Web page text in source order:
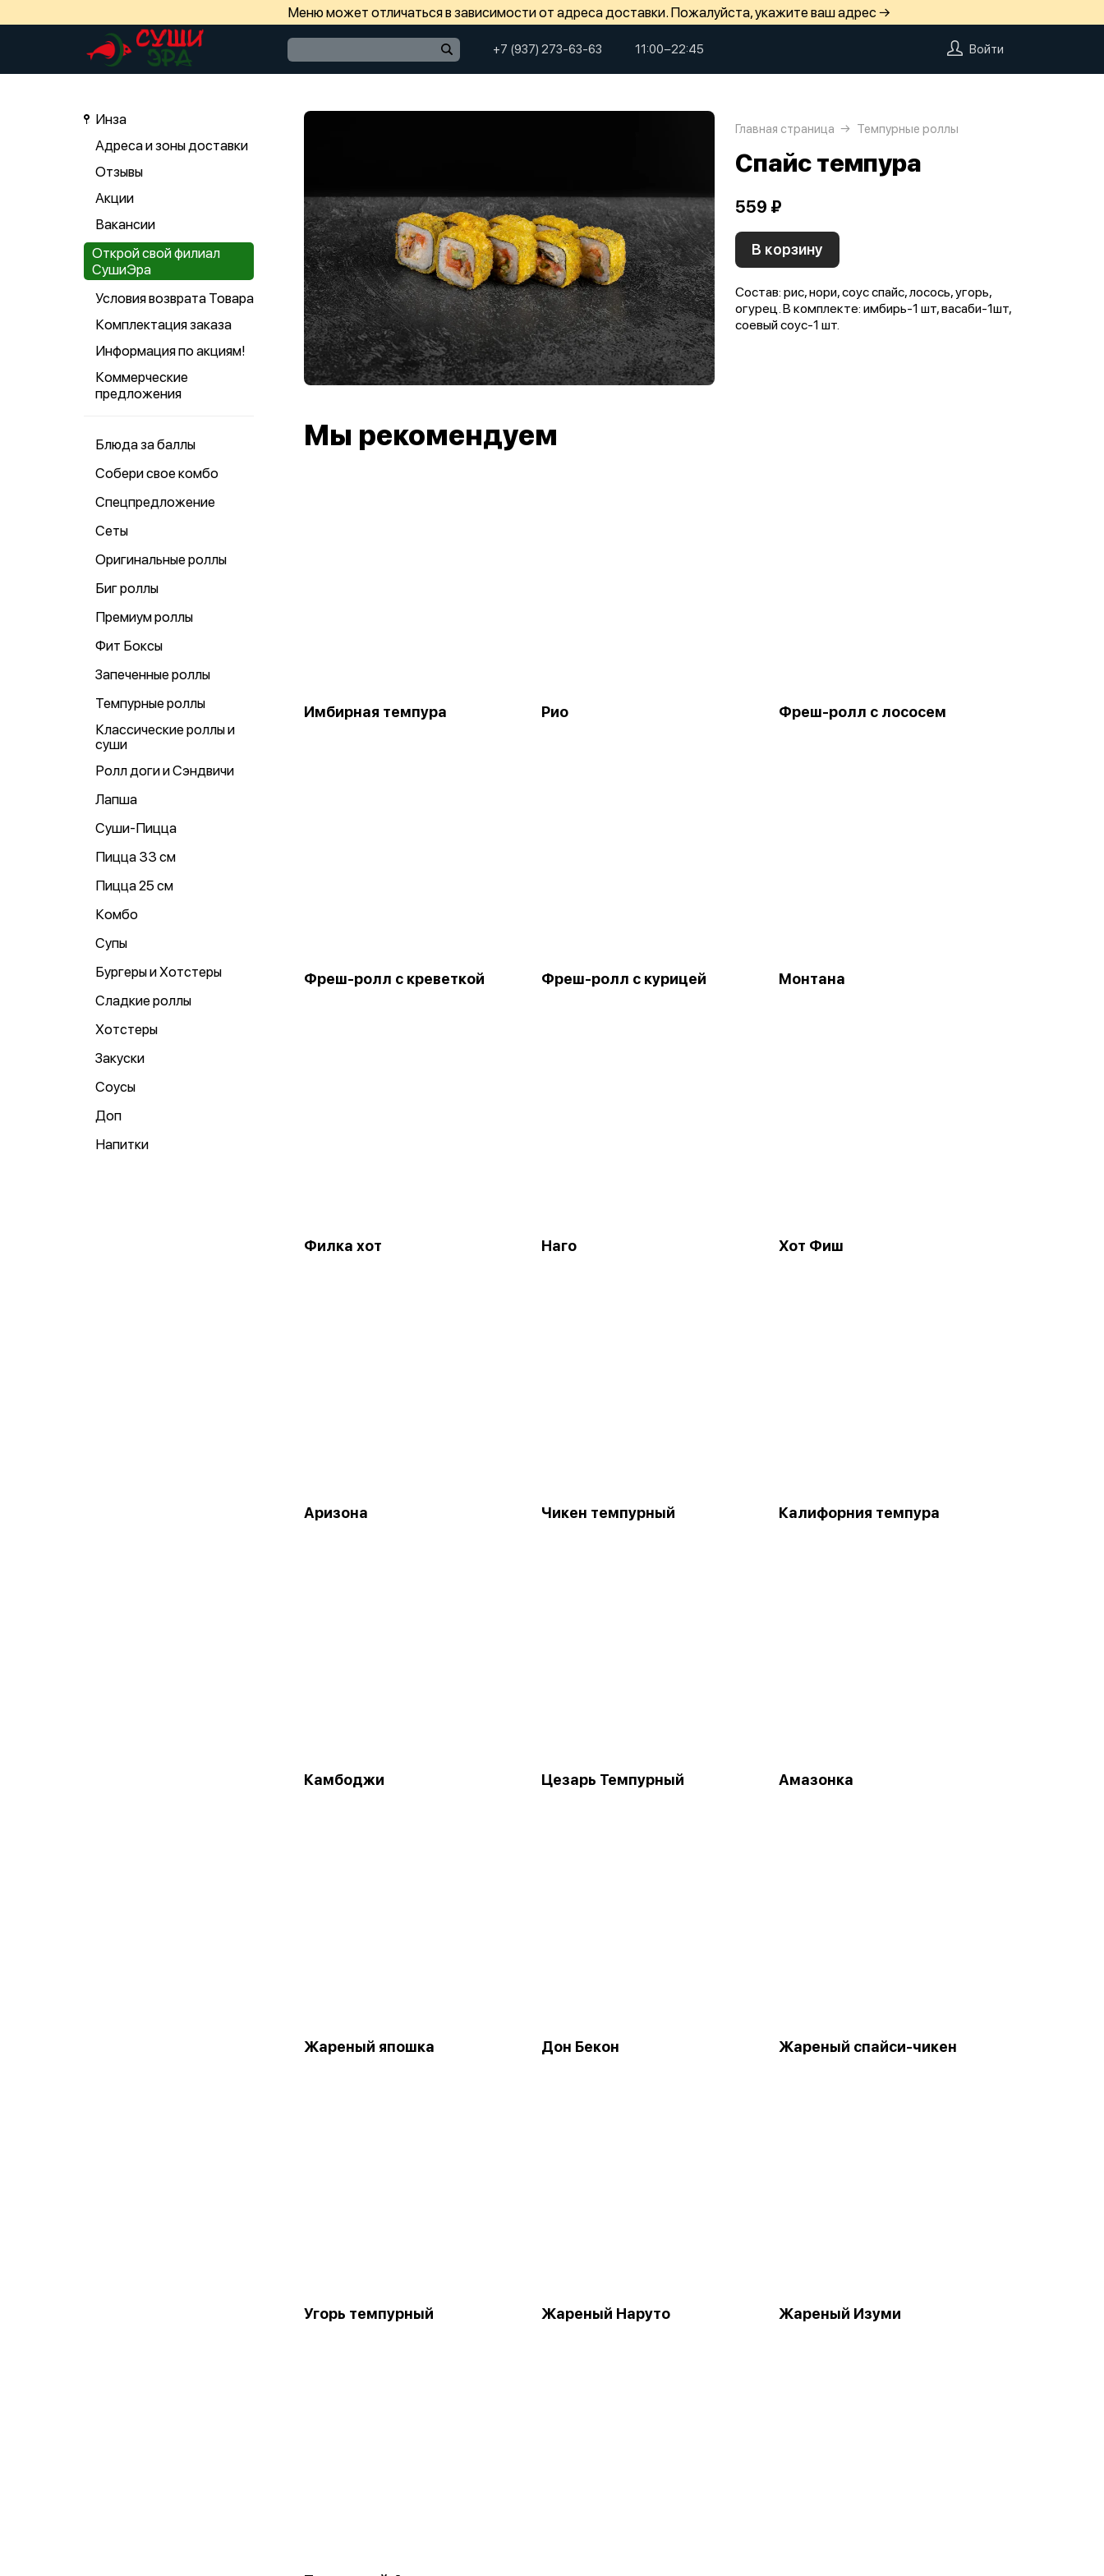
Меню может отличаться в зависимости от адреса доставки. Пожалуйста, укажите ваш адрес →
+7 (937) 273-63-63 11:00−22:45 Войти
Инза
Адреса и зоны доставки
Отзывы
Акции
Вакансии
Открой свой филиал
СушиЭра
Условия возврата Товара
Комплектация заказа
Информация по акциям!
Коммерческие
предложения
Блюда за баллы
Собери свое комбо
Спецпредложение
Сеты
Оригинальные роллы
Биг роллы
Премиум роллы
Фит Боксы
Запеченные роллы
Темпурные роллы
Классические роллы и
суши
Ролл доги и Сэндвичи
Лапша
Суши-Пицца
Пицца 33 см
Пицца 25 см
Комбо
Супы
Бургеры и Хотстеры
Сладкие роллы
Хотстеры
Закуски
Соусы
Доп
Напитки
Главная страница Темпурные роллы
Спайс темпура
559 ₽
В корзину
Состав: рис, нори, соус спайс, лосось, угорь,
огурец. В комплекте: имбирь-1 шт, васаби-1шт,
соевый соус-1 шт.
Мы рекомендуем
Имбирная темпура Рио Фреш-ролл с лососем
Фреш-ролл с креветкой Фреш-ролл с курицей Монтана
Филка хот Наго Хот Фиш
Аризона Чикен темпурный Калифорния темпура
Камбоджи Цезарь Темпурный Амазонка
Жареный япошка Дон Бекон Жареный спайси-чикен
Угорь темпурный Жареный Наруто Жареный Изуми